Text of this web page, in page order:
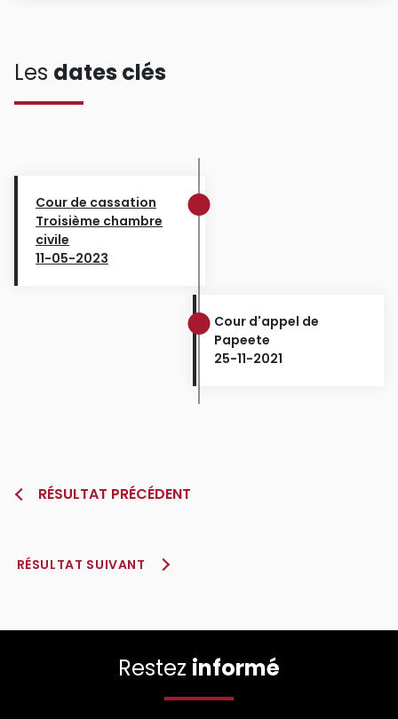
Les dates clés
Cour de cassation
Troisième chambre
civile
11-05-2023
Cour d'appel de
Papeete
25-11-2021
RÉSULTAT PRÉCÉDENT
RÉSULTAT SUIVANT
Restez informé